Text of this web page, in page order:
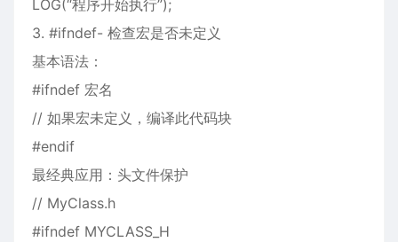
LOG(“程序开始执行”);
3. #ifndef- 检查宏是否未定义
基本语法：
#ifndef 宏名
// 如果宏未定义，编译此代码块
#endif
最经典应用：头文件保护
// MyClass.h
#ifndef MYCLASS_H